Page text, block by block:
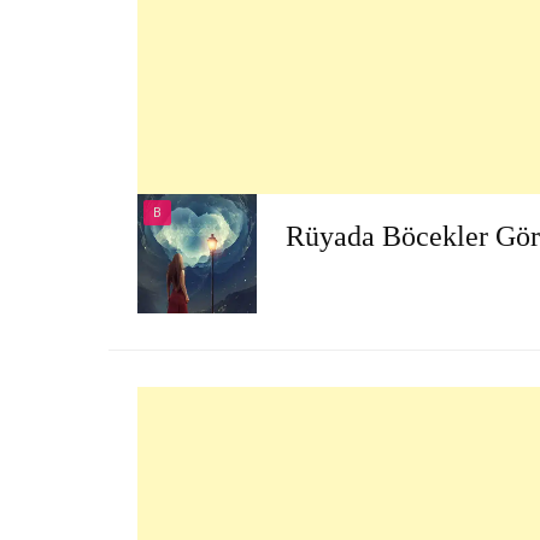
B
Rüyada Böcekler